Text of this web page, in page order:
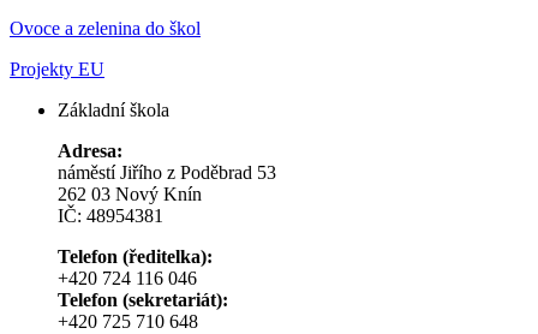
Ovoce a zelenina do škol
Projekty EU
Základní škola
Adresa:
náměstí Jiřího z Poděbrad 53
262 03 Nový Knín
IČ: 48954381
Telefon (ředitelka):
+420 724 116 046
Telefon (sekretariát):
+420 725 710 648